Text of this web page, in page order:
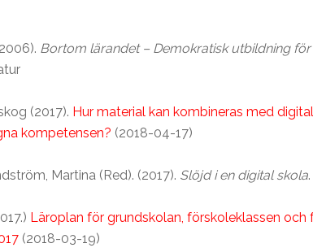
Bortom lärandet – Demokratisk utbildning
(2017). Hur material kan kombineras med
kompetensen? (2018-04-17)
Martina (Red). (2017). Slöjd i en digital skola
Läroplan för grundskolan, förskoleklassen och
(2018-03-19)